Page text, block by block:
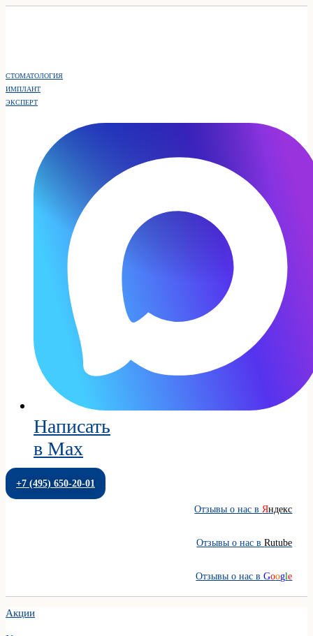
СТОМАТОЛОГИЯ
ИМПЛАНТ
ЭКСПЕРТ
Написать
в Max
+7 (495) 650-20-01
Отзывы о нас вЯндекс
Отзывы о нас вRutube
Отзывы о нас вGoogle
Акции